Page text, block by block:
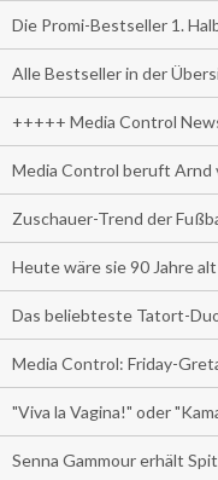
Die Promi-Bestseller 1.
Alle Bestseller in der
+++++ Media Control
Media Control beruft Arnd
Zuschauer-Trend der
Heute wäre sie 90 Jahre
Das beliebteste Tatort-
Media Control: Friday-
"Viva la Vagina!" oder
Senna Gammour erhält